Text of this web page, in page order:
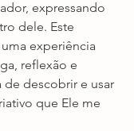
expressando
dele. Este
experiência
reflexão e
de descobrir e usar
que Ele me